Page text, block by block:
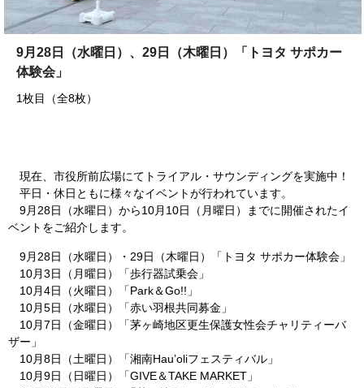
9月28日（水曜日）、29日（木曜日）「トヨタ サポカー
体験会」
1枚目（全8枚）
現在、市役所前広場にてトライアル・サウンディングを実施中！
平日・休日ともに様々なイベントが行われています。
9月28日（水曜日）から10月10日（月曜日）までに開催されたイ
ベントをご紹介します。
9月28日（水曜日）・29日（木曜日）「トヨタ サポカー体験会」
10月3日（月曜日）「歩行器試乗会」
10月4日（火曜日）「Park＆Go!!」
10月5日（水曜日）「赤い羽根共同募金」
10月7日（金曜日）「茅ヶ崎地区更生保護女性会チャリティーバ
ザー」
10月8日（土曜日）「湘南Hau’oliフェスティバル」
10月9日（日曜日）「GIVE＆TAKE MARKET」